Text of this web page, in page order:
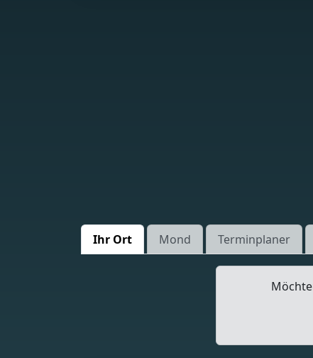
Ihr Ort Mond Terminplaner